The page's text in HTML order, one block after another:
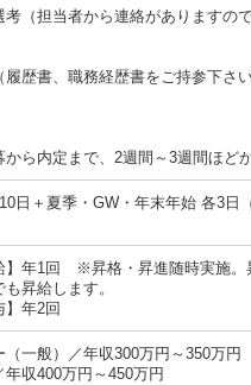
考（担当者から連絡がありますの
履歴書、職務経歴書をご持参下さい
ら内定まで、2週間～3週間ほどか
日＋夏季・GW・年末年始 各3日
】年1回 ※昇格・昇進随時実施。
も昇給します。
】年2回
（一般）／年収300万円～350万円
年収400万円～450万円